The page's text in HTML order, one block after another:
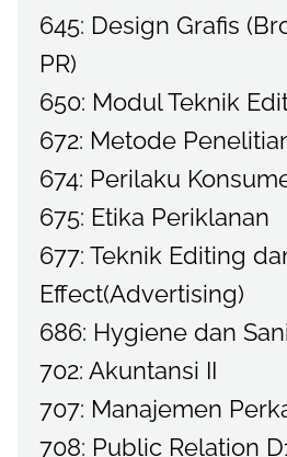
645: Design Grafis
PR)
650: Modul Teknik
672: Metode
674: Perilaku
675: Etika Periklanan
677: Teknik Editing
Effect(Advertising)
686: Hygiene dan
702: Akuntansi II
707: Manajemen
708: Public Relation